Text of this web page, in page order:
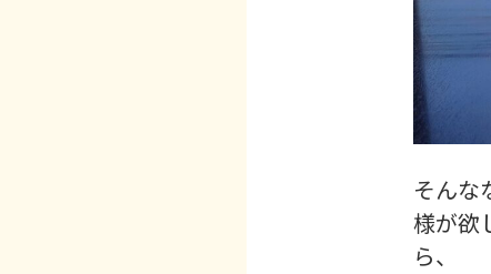
そんな
様が欲
ら、